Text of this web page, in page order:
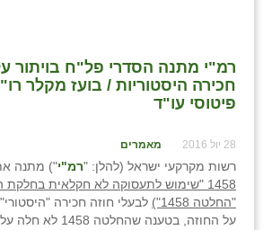
רמ"י מתנה הסדרי פל"ח בויתור
חכירה היסטוריות / בועז מקלר
פיטוסי עו"ד
28 יול 2016 מאמרים
רשות מקרקעי ישראל (להלן: "רמ"י") מתנה
1458 "שימוש לתעסוקה לא חקלאית בחלקת
"החלטה 1458")
לבעלי חוזה חכירה
על החוזה, בטענה